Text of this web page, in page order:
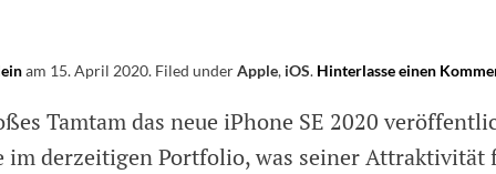
am 15. April 2020. Filed underApple, iOS. Hinterlasse einen
Tamtam das neue iPhone SE 2020
im derzeitigen Portfolio, was seiner Attraktivität